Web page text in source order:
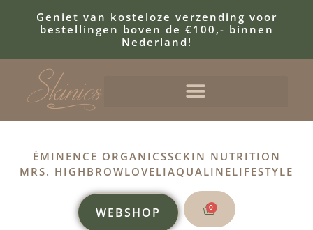
Geniet van kosteloze verzending voor
bestellingen boven de €100,- binnen
Nederland!
ÉMINENCE ORGANICSSCKIN NUTRITION
MRS. HIGHBROWLOVELIAQUALINELIFESTYLE
WEBSHOP 0